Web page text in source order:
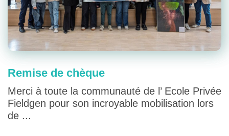
Remise de chèque
Merci à toute la communauté de l’ Ecole Privée
Fieldgen pour son incroyable mobilisation lors
de ...